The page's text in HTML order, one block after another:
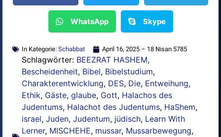
WhatsApp Skype
In Kategorie: Schabbat April 16, 2025 – 18 Nisan 5785
Schlagwörter: BEEZRAT HASHEM,
Bescheidenheit, Bibel, Bibelstudium,
Charakterentwicklung, DES, Die, Entweihung,
Ethik, Gäste, glaube, Gott, Halachos des
Judentums, Halachot des Judentums, HaShem,
israel, Juden, Judentum, jüdisch, Learn With
Lerner, MISCHEHE, mussar, Mussarbewegung,